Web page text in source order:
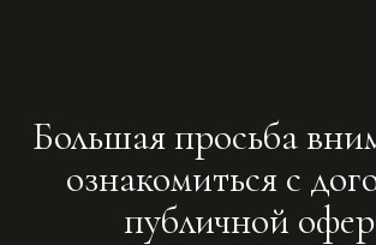
Большая просьба
ознакомиться с
публичной